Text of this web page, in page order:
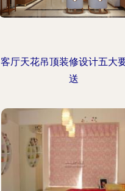
客厅天花吊顶装修设计五大
送